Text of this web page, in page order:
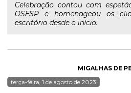
Celebração contou com
OSESP e homenageou os
escritório desde o início.
MIGALHAS DE
terça-feira, 1 de agosto de 2023